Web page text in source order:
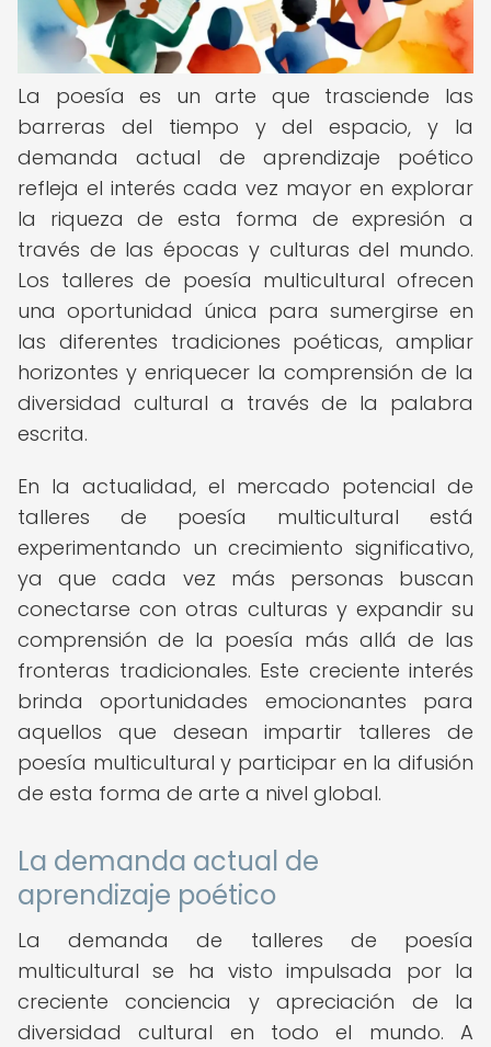
La poesía es un arte que trasciende las
barreras del tiempo y del espacio, y la
demanda actual de aprendizaje poético
refleja el interés cada vez mayor en explorar
la riqueza de esta forma de expresión a
través de las épocas y culturas del mundo.
Los talleres de poesía multicultural ofrecen
una oportunidad única para sumergirse en
las diferentes tradiciones poéticas, ampliar
horizontes y enriquecer la comprensión de la
diversidad cultural a través de la palabra
escrita.
En la actualidad, el mercado potencial de
talleres de poesía multicultural está
experimentando un crecimiento significativo,
ya que cada vez más personas buscan
conectarse con otras culturas y expandir su
comprensión de la poesía más allá de las
fronteras tradicionales. Este creciente interés
brinda oportunidades emocionantes para
aquellos que desean impartir talleres de
poesía multicultural y participar en la difusión
de esta forma de arte a nivel global.
La demanda actual de
aprendizaje poético
La demanda de talleres de poesía
multicultural se ha visto impulsada por la
creciente conciencia y apreciación de la
diversidad cultural en todo el mundo. A